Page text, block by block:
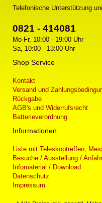
Telefonische Unterstützung
0821 - 414081
Mo-Fr, 10:00 - 19:00 Uhr
Sa, 10:00 - 13:00 Uhr
Shop Service
Kontakt
Versand und
Rückgabe
AGB's und Widerrufsrecht
Batterieverordnung
Informationen
Liste mit Teleskoptreffen,
Besuche / Ausstellung /
Infomaterial / Download
Datenschutz
Impressum